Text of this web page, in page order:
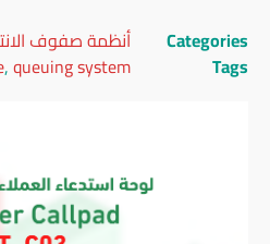
Categories
أنظمة صفوف
Tags
,queuing system